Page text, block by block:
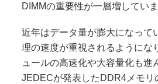
DIMMの重要性が一層増していま
近年はデータ量が膨大になって
理の速度が重視されるようにな
ュールの高速化や大容量化も進
JEDECが発表したDDR4メモリ